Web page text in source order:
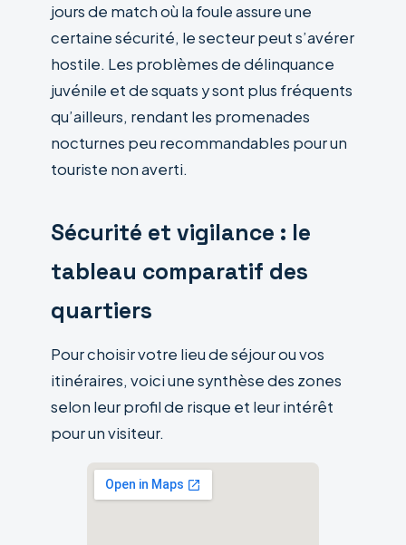
jours de match où la foule assure une
certaine sécurité, le secteur peut s’avérer
hostile. Les problèmes de délinquance
juvénile et de squats y sont plus fréquents
qu’ailleurs, rendant les promenades
nocturnes peu recommandables pour un
touriste non averti.
Sécurité et vigilance : le
tableau comparatif des
quartiers
Pour choisir votre lieu de séjour ou vos
itinéraires, voici une synthèse des zones
selon leur profil de risque et leur intérêt
pour un visiteur.